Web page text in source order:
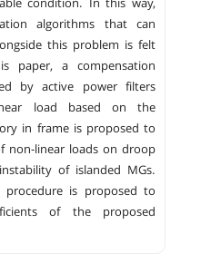
condition. In this way,
algorithms that can
this problem is felt
paper, a compensation
by active power filters
load based on the
in frame is proposed to
non-linear loads on droop
of islanded MGs.
is proposed to
of the proposed